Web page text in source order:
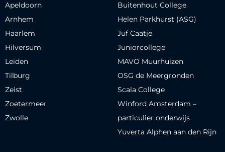
Apeldoorn
Arnhem
Haarlem
Hilversum
Leiden
Tilburg
Zeist
Zoetermeer
Zwolle
Buitenhout College
Helen Parkhurst (ASG)
Juf Caatje
Juniorcollege
MAVO Muurhuizen
OSG de Meergronden
Scala College
Winford Amsterdam –
particulier onderwijs
Yuverta Alphen aan den Rijn